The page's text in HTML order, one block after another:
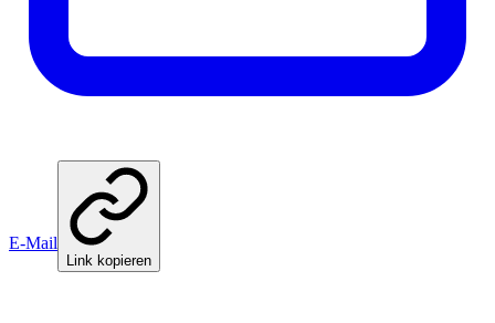
E-Mail
Link kopieren